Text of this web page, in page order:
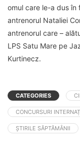
omul care le-a dus în
antrenorul Nataliei
antrenorul care –
LPS Satu Mare pe
Kurtinecz.
CATEGORIES
CONCURSURI
ȘTIRILE SĂPTĂMÂNII